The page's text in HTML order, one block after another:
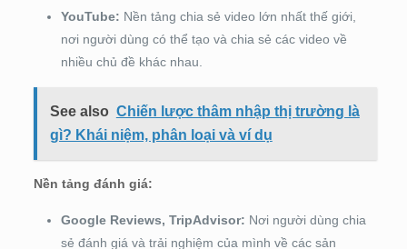
YouTube: Nền tảng chia sẻ video lớn nhất thế giới,
nơi người dùng có thể tạo và chia sẻ các video về
nhiều chủ đề khác nhau.
See also Chiến lược thâm nhập thị trường là
gì? Khái niệm, phân loại và ví dụ
Nền tảng đánh giá:
Google Reviews, TripAdvisor: Nơi người dùng chia
sẻ đánh giá và trải nghiệm của mình về các sản